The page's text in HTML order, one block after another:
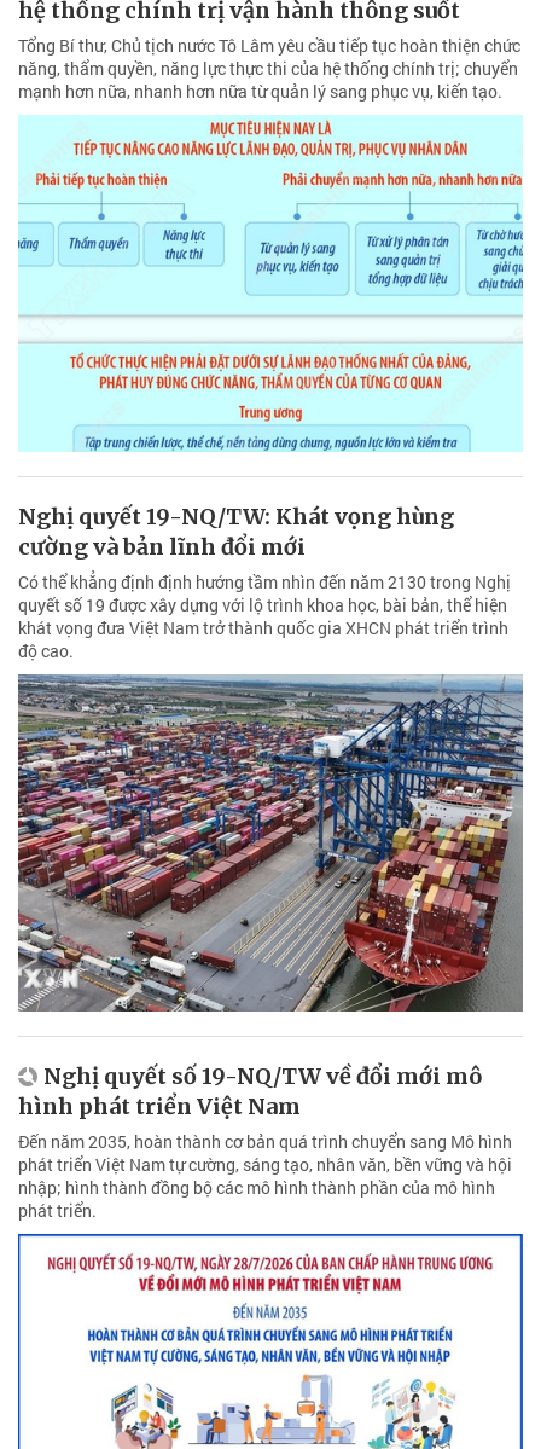
hệ thống chính trị vận hành thông suốt
Tổng Bí thư, Chủ tịch nước Tô Lâm yêu cầu tiếp tục hoàn thiện chức
năng, thẩm quyền, năng lực thực thi của hệ thống chính trị; chuyển
mạnh hơn nữa, nhanh hơn nữa từ quản lý sang phục vụ, kiến tạo.
Nghị quyết 19-NQ/TW: Khát vọng hùng
cường và bản lĩnh đổi mới
Có thể khẳng định định hướng tầm nhìn đến năm 2130 trong Nghị
quyết số 19 được xây dựng với lộ trình khoa học, bài bản, thể hiện
khát vọng đưa Việt Nam trở thành quốc gia XHCN phát triển trình
độ cao.
Nghị quyết số 19-NQ/TW về đổi mới mô
hình phát triển Việt Nam
Đến năm 2035, hoàn thành cơ bản quá trình chuyển sang Mô hình
phát triển Việt Nam tự cường, sáng tạo, nhân văn, bền vững và hội
nhập; hình thành đồng bộ các mô hình thành phần của mô hình
phát triển.